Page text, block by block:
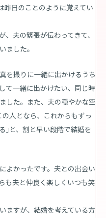
昨日のことのように覚えてい
夫の緊張が伝わってきて、
ました。
を撮りに一緒に出かけるうち
て一緒に出かけたい、同じ時
した。また、夫の穏やかな空
人となら、これからもずっ
｣と、割と早い段階で結婚を
よかったです。夫との出会い
も夫と仲良く楽しくいつも笑
ますが、結婚を考えている方